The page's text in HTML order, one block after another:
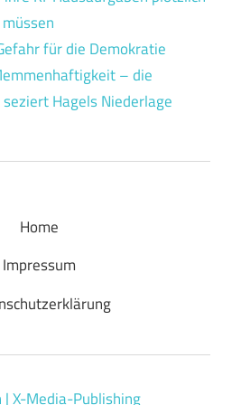
für die Demokratie
– die
Hagels Niederlage
Home
Impressum
X-Media-Publishing